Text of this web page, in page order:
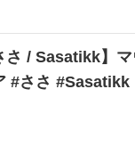
さ / Sasatikk】
#ささ #Sasatikk